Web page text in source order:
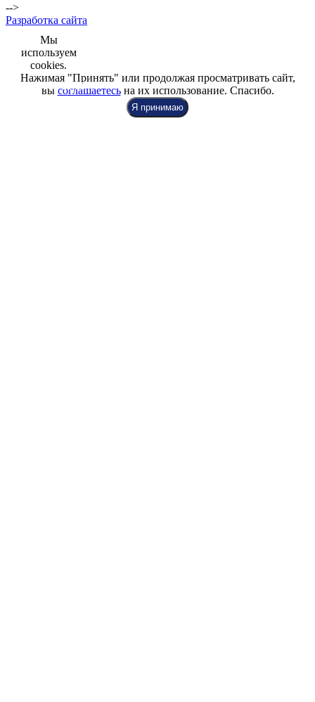
+7 (812) 942-00-99
+7 (812) 918-80-40
+7 (812) 926-86-86
-->
Разработка сайта
Мы
используем
cookies.
Нажимая "Принять" или продолжая просматривать сайт,
вы соглашаетесьна их использование. Спасибо.
Я принимаю